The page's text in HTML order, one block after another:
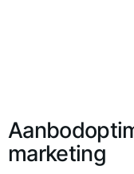
marketing